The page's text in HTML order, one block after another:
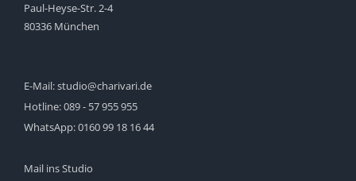
Paul-Heyse-Str. 2-4
80336 München
E-Mail:studio@charivari.de
Hotline:089 - 57 955 955
WhatsApp:0160 99 18 16 44
Mail ins Studio